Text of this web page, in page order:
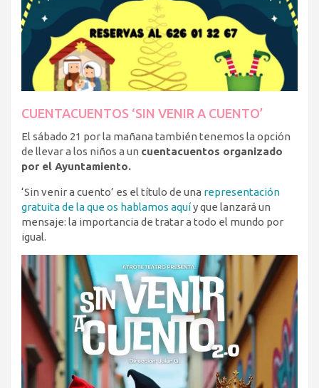
CUENTACUENTOS ‘SIN VENIR A CUENTO’
El sábado 21 por la mañana también tenemos la opción
de llevar a los niños a un cuentacuentos organizado
por el Ayuntamiento.
‘Sin venir a cuento’ es el título de una representación
gratuita de la que os hablamos aquíy que lanzará un
mensaje: la importancia de tratar a todo el mundo por
igual.